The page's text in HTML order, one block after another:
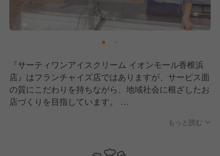
『サーティワンアイスクリーム イオンモール香椎浜
店』はフランチャイズ店ではありますが、サービス面
の質にこだわりを持ちながら、地域社会に根ざしたお
店づくりを目指しています。
現在は、事業拡大のために新しいメンバーを募集中で
もっと読む